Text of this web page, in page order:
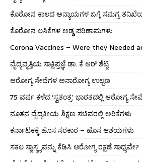
ಕೊರೋನ ಕಾಲದ ಅನ್ಯಾಯಗಳ ಬಗ್ಗೆ ಸಮಗ್ರ
ಕೊರೋನ ಲಸಿಕೆಗಳ ಅಡ್ಡ ಪರಿಣಾಮಗಳು
Corona Vaccines – Were they Needed
ವೈದ್ಯವೃತ್ತಿಯ ಸಾಕ್ಷಿಪ್ರಜ್ಞೆ ಡಾ. ಕೆ ಆರ್ ಶೆಟ್ಟಿ
ಆರೋಗ್ಯ ಸೇವೆಗಳ ಅನಾರೋಗ್ಯ ಉಲ್ಬಣ
75 ವರ್ಷ ಕಳೆದ ‘ಸ್ವತಂತ್ರ’ ಭಾರತದಲ್ಲಿ ಆರೋಗ್ಯ
ನೂತನ ವೈದ್ಯಕೀಯ ಶಿಕ್ಷಣ ಸಚಿವರಲ್ಲಿ ಅರಿಕೆಗಳು
ಕರ್ನಾಟಕಕ್ಕೆ ಹೊಸ ಸರಕಾರ – ಹೊಸ ಆಶಯಗಳು
ಸಕಲ ಸ್ವಾಸ್ಥ್ಯವನ್ನು ಕೆಡಿಸಿ ಆರೋಗ್ಯ ರಕ್ಷಣೆ ಸಾಧ್ಯವೇ?